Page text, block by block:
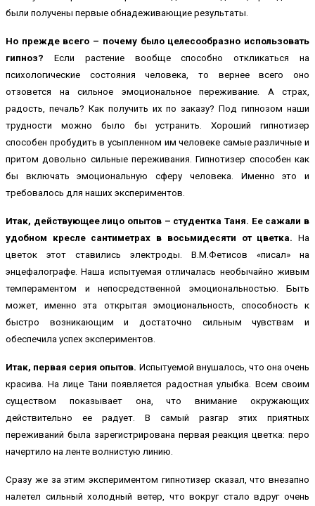
были получены первые обнадеживающие результаты.
Но прежде всего – почему было целесообразно использовать
гипноз? Если растение вообще способно откликаться на
психологические состояния человека, то вернее всего оно
отзовется на сильное эмоциональное переживание. А страх,
радость, печаль? Как получить их по заказу? Под гипнозом наши
трудности можно было бы устранить. Хороший гипнотизер
способен пробудить в усыпленном им человеке самые различные и
притом довольно сильные переживания. Гипнотизер способен как
бы включать эмоциональную сферу человека. Именно это и
требовалось для наших экспериментов.
Итак, действующее лицо опытов – студентка Таня. Ее сажали в
удобном кресле сантиметрах в восьмидесяти от цветка. На
цветок этот ставились электроды. В.М.Фетисов «писал» на
энцефалографе. Наша испытуемая отличалась необычайно живым
темпераментом и непосредственной эмоциональностью. Быть
может, именно эта открытая эмоциональность, способность к
быстро возникающим и достаточно сильным чувствам и
обеспечила успех экспериментов.
Итак, первая серия опытов. Испытуемой внушалось, что она очень
красива. На лице Тани появляется радостная улыбка. Всем своим
существом показывает она, что внимание окружающих
действительно ее радует. В самый разгар этих приятных
переживаний была зарегистрирована первая реакция цветка: перо
начертило на ленте волнистую линию.
Сразу же за этим экспериментом гипнотизер сказал, что внезапно
налетел сильный холодный ветер, что вокруг стало вдруг очень